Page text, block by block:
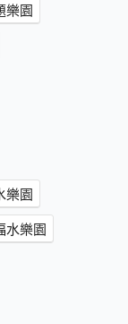
樂園
樂園
水樂園